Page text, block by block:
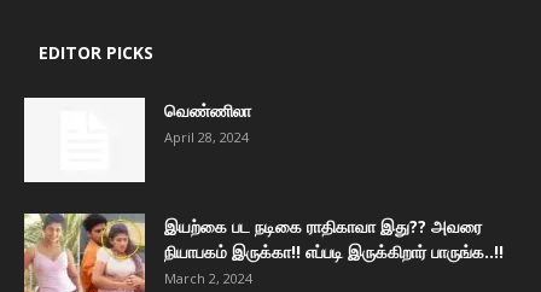
EDITOR PICKS
வெண்ணிலா
April 28, 2024
இயற்கை பட நடிகை ராதிகாவா இது?? அவரை
நியாபகம் இருக்கா!! எப்படி இருக்கிறார் பாருங்க..!!
March 2, 2024